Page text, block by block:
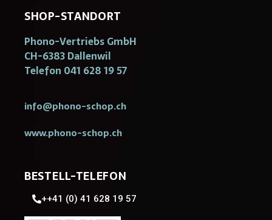
SHOP-STANDORT
Phono-Vertriebs GmbH
CH-6383 Dallenwil
Telefon 041 628 19 57
info@phono-schop.ch
www.phono-schop.ch
BESTELL-TELEFON
++41 (0) 41 628 19 57